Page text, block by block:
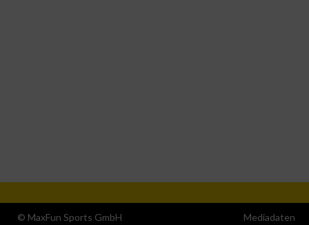
© MaxFun Sports GmbH Mediadaten